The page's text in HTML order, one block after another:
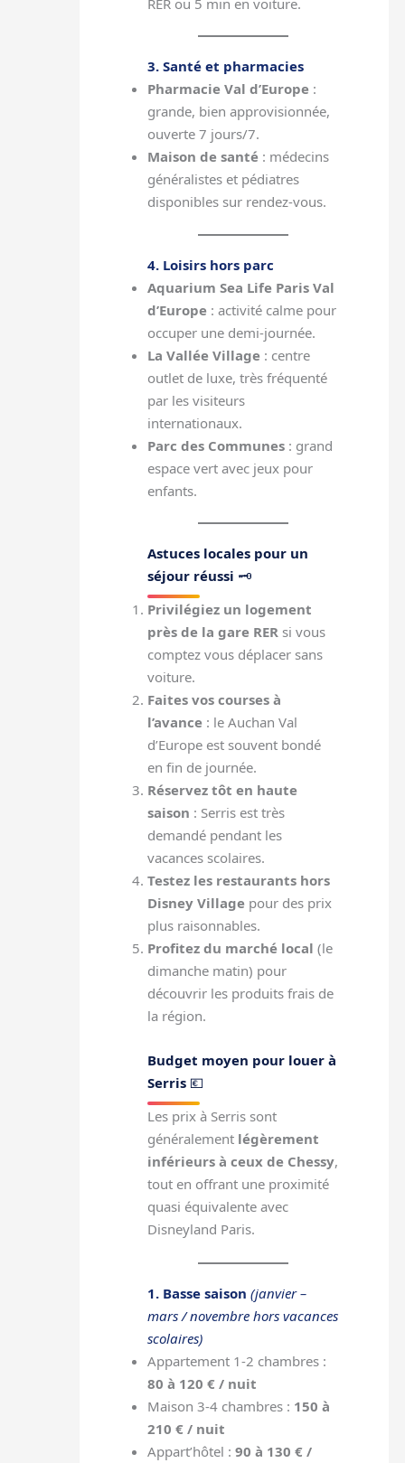
3. Santé et pharmacies
Pharmacie Val d’Europe :
grande, bien approvisionnée,
ouverte 7 jours/7.
Maison de santé : médecins
généralistes et pédiatres
disponibles sur rendez-vous.
4. Loisirs hors parc
Aquarium Sea Life Paris Val
d’Europe : activité calme pour
occuper une demi-journée.
La Vallée Village : centre
outlet de luxe, très fréquenté
par les visiteurs
internationaux.
Parc des Communes : grand
espace vert avec jeux pour
enfants.
Astuces locales pour un
séjour réussi 🗝️
Privilégiez un logement
près de la gare RER si vous
comptez vous déplacer sans
voiture.
Faites vos courses à
l’avance : le Auchan Val
d’Europe est souvent bondé
en fin de journée.
Réservez tôt en haute
saison : Serris est très
demandé pendant les
vacances scolaires.
Testez les restaurants hors
Disney Village pour des prix
plus raisonnables.
Profitez du marché local (le
dimanche matin) pour
découvrir les produits frais de
la région.
Budget moyen pour louer à
Serris 💶
Les prix à Serris sont
généralement légèrement
inférieurs à ceux de Chessy,
tout en offrant une proximité
quasi équivalente avec
Disneyland Paris.
1. Basse saison (janvier –
mars / novembre hors vacances
scolaires)
Appartement 1-2 chambres :
80 à 120 € / nuit
Maison 3-4 chambres : 150 à
210 € / nuit
Appart’hôtel :90 à 130 € /